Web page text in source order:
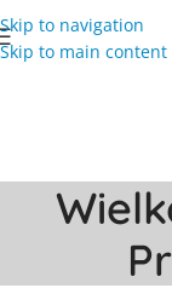
Skip to navigation
Skip to main content